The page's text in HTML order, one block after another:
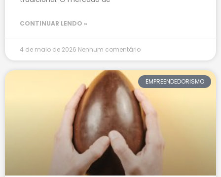
CONTINUAR LENDO »
4 de maio de 2026 Nenhum comentário
EMPREENDEDORISMO